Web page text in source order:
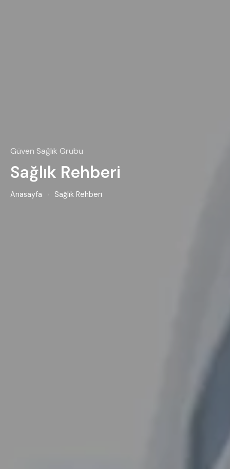
Güven Sağlık Grubu
Sağlık Rehberi
Anasayfa Sağlık Rehberi